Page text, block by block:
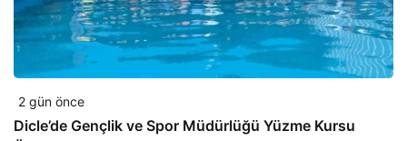
2 gün önce
Dicle’de Gençlik ve Spor Müdürlüğü Yüzme Kursu